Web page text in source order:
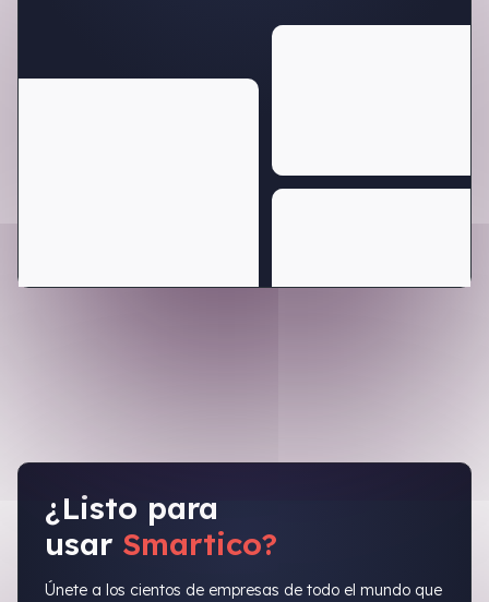
¿Listo para
usar Smartico?
Únete a los cientos de empresas de todo el mundo que